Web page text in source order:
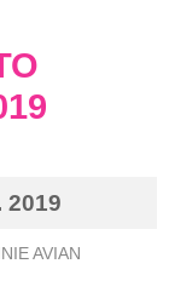
2019
AVIAN